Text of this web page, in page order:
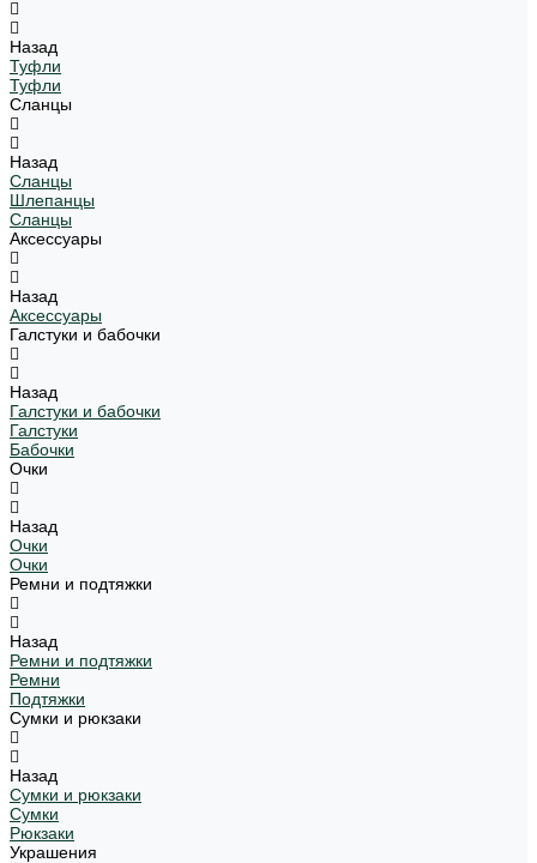
Назад
Туфли
Туфли
Сланцы
Назад
Сланцы
Шлепанцы
Сланцы
Аксессуары
Назад
Аксессуары
Галстуки и бабочки
Назад
Галстуки и бабочки
Галстуки
Бабочки
Очки
Назад
Очки
Очки
Ремни и подтяжки
Назад
Ремни и подтяжки
Ремни
Подтяжки
Сумки и рюкзаки
Назад
Сумки и рюкзаки
Сумки
Рюкзаки
Украшения